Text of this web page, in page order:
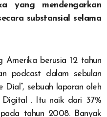
yang mendengarkan
substansial selama
Amerika berusia 12 tahun
podcast dalam sebulan
Dial”, sebuah laporan oleh
Digital . Itu naik dari 37%
tahun 2008. Banyak